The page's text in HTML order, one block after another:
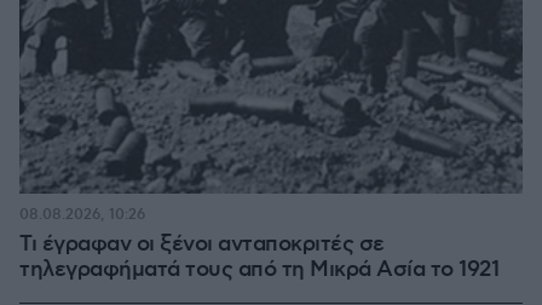
Τι έγραφαν οι ξένοι ανταποκριτές σε
τηλεγραφήματά τους από τη Μικρά Ασία το 1921
08.08.2026, 10:26